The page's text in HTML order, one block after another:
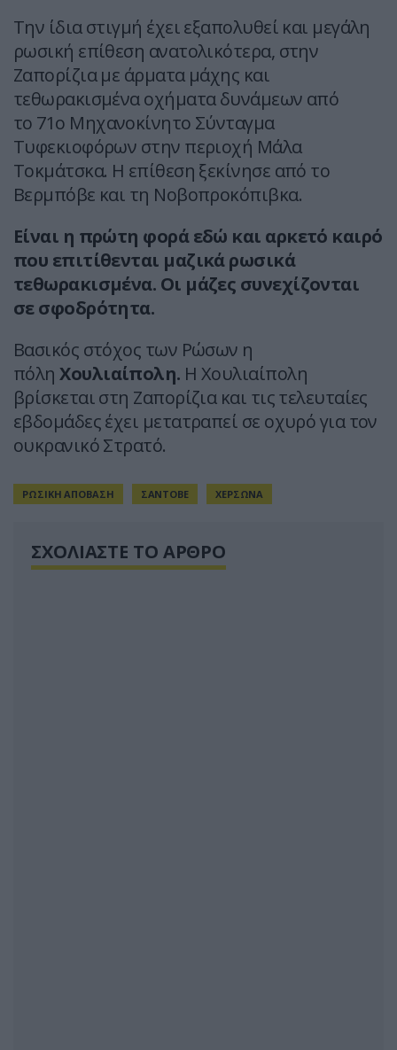
Την ίδια στιγμή έχει εξαπολυθεί και μεγάλη
ρωσική επίθεση ανατολικότερα, στην
Ζαπορίζια με άρματα μάχης και
τεθωρακισμένα οχήματα δυνάμεων από
το 71ο Μηχανοκίνητο Σύνταγμα
Τυφεκιοφόρων στην περιοχή Μάλα
Τοκμάτσκα. Η επίθεση ξεκίνησε από το
Βερμπόβε και τη Νοβοπροκόπιβκα.
Είναι η πρώτη φορά εδώ και αρκετό καιρό
που επιτίθενται μαζικά ρωσικά
τεθωρακισμένα. Οι μάζες συνεχίζονται
σε σφοδρότητα.
Βασικός στόχος των Ρώσων η
πόληΧουλιαίπολη. Η Χουλιαίπολη
βρίσκεται στη Ζαπορίζια και τις τελευταίες
εβδομάδες έχει μετατραπεί σε οχυρό για τον
ουκρανικό Στρατό.
ΡΩΣΙΚΗ ΑΠΟΒΑΣΗ ΣΑΝΤΟΒΕ ΧΕΡΣΩΝΑ
ΣΧΟΛΙΑΣΤΕ ΤΟ ΑΡΘΡΟ